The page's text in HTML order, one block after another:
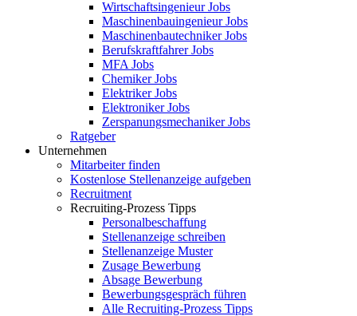
Wirtschaftsingenieur Jobs
Maschinenbauingenieur Jobs
Maschinenbautechniker Jobs
Berufskraftfahrer Jobs
MFA Jobs
Chemiker Jobs
Elektriker Jobs
Elektroniker Jobs
Zerspanungsmechaniker Jobs
Ratgeber
Unternehmen
Mitarbeiter finden
Kostenlose Stellenanzeige aufgeben
Recruitment
Recruiting-Prozess Tipps
Personalbeschaffung
Stellenanzeige schreiben
Stellenanzeige Muster
Zusage Bewerbung
Absage Bewerbung
Bewerbungsgespräch führen
Alle Recruiting-Prozess Tipps